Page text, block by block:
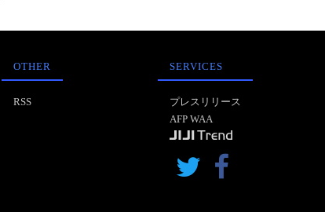
OTHER
RSS
SERVICES
プレスリリース
AFP WAA